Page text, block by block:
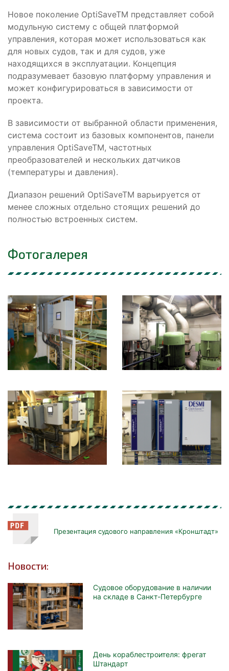
Новое поколение OptiSaveTM представляет собой
модульную систему с общей платформой
управления, которая может использоваться как
для новых судов, так и для судов, уже
находящихся в эксплуатации. Концепция
подразумевает базовую платформу управления и
может конфигурироваться в зависимости от
проекта.
В зависимости от выбранной области применения,
система состоит из базовых компонентов, панели
управления OptiSaveTM, частотных
преобразователей и нескольких датчиков
(температуры и давления).
Диапазон решений OptiSaveTM варьируется от
менее сложных отдельно стоящих решений до
полностью встроенных систем.
Фотогалерея
Презентация судового направления «Кронштадт»
Новости:
Судовое оборудование в наличии
на складе в Санкт-Петербурге
День кораблестроителя: фрегат
Штандарт